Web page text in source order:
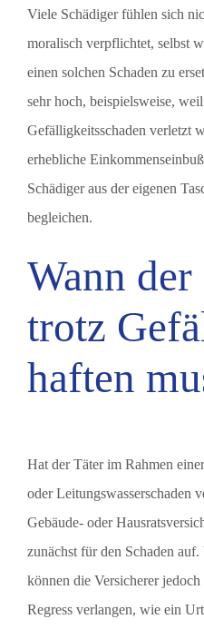
Viele Schädiger fühlen sich
moralisch verpflichtet, selbst
einen solchen Schaden zu
sehr hoch, beispielsweise,
Gefälligkeitsschaden verletzt
erhebliche
Schädiger aus der eigenen
begleichen.
Wann
trotz
haften
Hat der Täter im Rahmen
oder Leitungswasserschaden
Gebäude- oder
zunächst für den Schaden
können die Versicherer
Regress verlangen, wie ein